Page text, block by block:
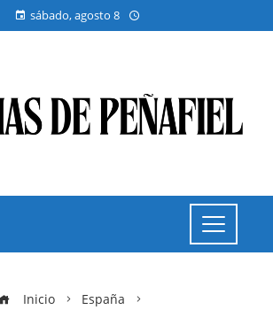
sábado, agosto 8
Inicio
España